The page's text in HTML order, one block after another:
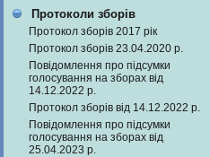
Протоколи зборів
Протокол зборів 2017 рік
Протокол зборів 23.04.2020 р.
Повідомлення про підсумки
голосування на зборах від
14.12.2022 р.
Протокол зборів від 14.12.2022 р.
Повідомлення про підсумки
голосування на зборах від
25.04.2023 р.